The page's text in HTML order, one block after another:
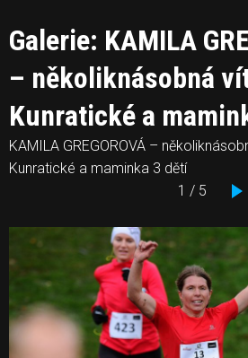
Galerie: KAMILA
– několiknásobná
Kunratické a
KAMILA GREGOROVÁ –
Kunratické a maminka 3 dětí
1 / 5